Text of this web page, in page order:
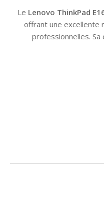
Le Lenovo ThinkPad
offrant une excellente
professionnelles.